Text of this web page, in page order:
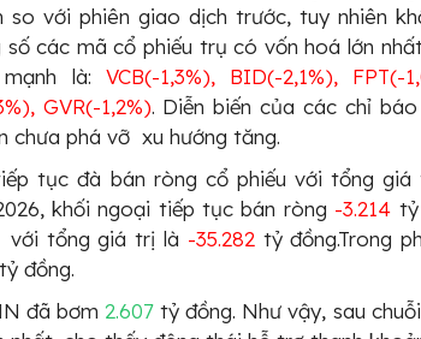
so với phiên giao dịch trước, tuy nhiên
số các mã cổ phiếu trụ có vốn hoá lớn
là: VCB(-1,3%), BID(-2,1%), FPT(-
GVR(-1,2%). Diễn biến của các chỉ
chưa phá vỡ xu hướng tăng.
tục đà bán ròng cổ phiếu với tổng giá
khối ngoại tiếp tục bán ròng -3.214 tỷ
với tổng giá trị là -35.282tỷ đồng.Trong
tỷ đồng.
đã bơm 2.607tỷ đồng. Như vậy, sau